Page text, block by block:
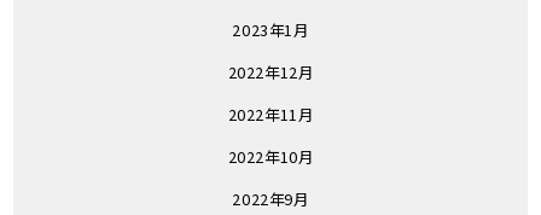
2023年1月
2022年12月
2022年11月
2022年10月
2022年9月